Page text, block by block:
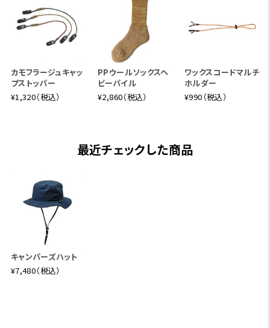
カモフラージュキャッ
プストッパー
¥1,320（税込）
PPウールソックスヘ
ビーパイル
¥2,860（税込）
ワックスコードマルチ
ホルダー
¥990（税込）
最近チェックした商品
キャンパーズハット
¥7,480（税込）